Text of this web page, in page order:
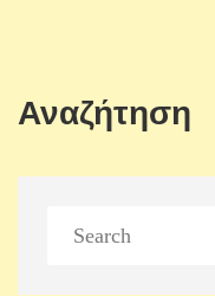
Αναζήτηση